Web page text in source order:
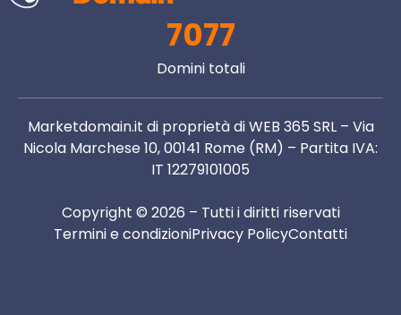
7077
Domini totali
Marketdomain.it di proprietà di WEB 365 SRL – Via
Nicola Marchese 10, 00141 Rome (RM) – Partita IVA:
IT 12279101005
Copyright © 2026 – Tutti i diritti riservati
Termini e condizioniPrivacy PolicyContatti